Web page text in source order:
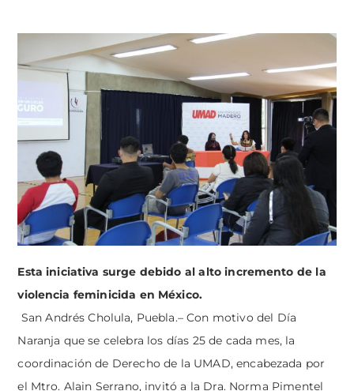
Esta iniciativa surge debido al alto incremento de la
violencia feminicida en México.
San Andrés Cholula, Puebla.– Con motivo del Día
Naranja que se celebra los días 25 de cada mes, la
coordinación de Derecho de la UMAD, encabezada por
el Mtro. Alain Serrano, invitó a la Dra. Norma Pimentel